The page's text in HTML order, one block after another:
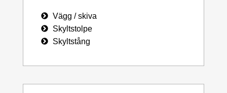
Vägg / skiva
Skyltstolpe
Skyltstång